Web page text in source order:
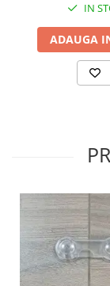
IN
ADAUGA